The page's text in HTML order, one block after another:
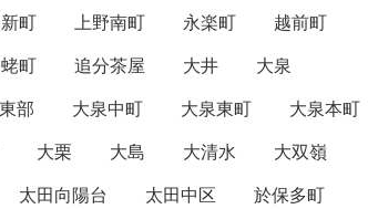
町 上野南町 永楽町
越前町
蛯町 追分茶屋 大井
大泉
部 大泉中町 大泉東町
大泉本町
大栗 大島 大清水
大双嶺
太田向陽台 太田中区
於保多町